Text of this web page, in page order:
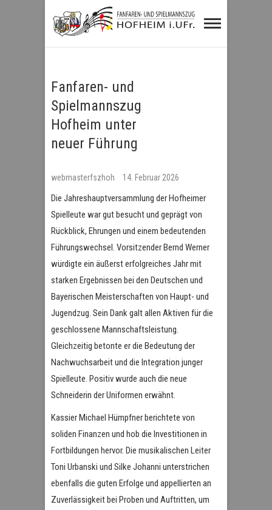
Fanfaren- und
Spielmannszug
Fanfaren- und
Spielmannszug
Hofheim unter
neuer Führung
webmasterfszhoh 14. Februar 2026
Die Jahreshauptversammlung der Hofheimer
Spielleute war gut besucht und geprägt von
Rückblick, Ehrungen und einem bedeutenden
Führungswechsel. Vorsitzender Bernd Werner
würdigte ein äußerst erfolgreiches Jahr mit
starken Ergebnissen bei den Deutschen und
Bayerischen Meisterschaften von Haupt- und
Jugendzug. Sein Dank galt allen Aktiven für die
geschlossene Mannschaftsleistung.
Gleichzeitig betonte er die Bedeutung der
Nachwuchsarbeit und die Integration junger
Spielleute. Positiv wurde auch die neue
Schneiderin der Uniformen erwähnt.
Kassier Michael Hümpfner berichtete von
soliden Finanzen und hob die Investitionen in
Fortbildungen hervor. Die musikalischen Leiter
Toni Urbanski und Silke Johanni unterstrichen
ebenfalls die guten Erfolge und appellierten an
Zuverlässigkeit bei Proben und Auftritten, um